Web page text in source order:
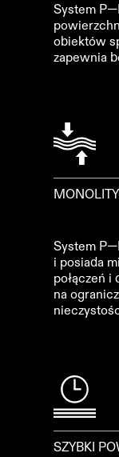
System
obiektów
zapewnia
System
i posiada
połączeń i
na
SZYBKI